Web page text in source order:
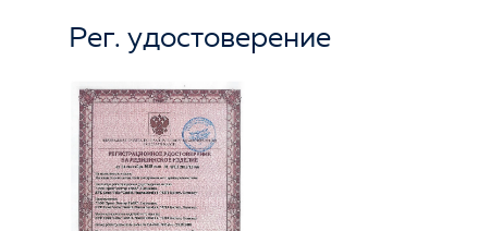
Рег. удостоверение